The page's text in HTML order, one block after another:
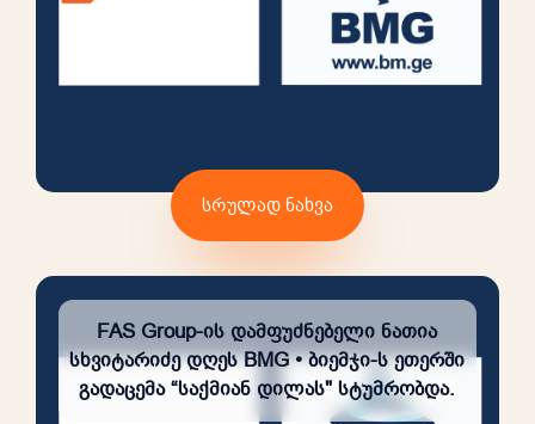
სრულად ნახვა
FAS Group-ის დამფუძნებელი ნათია
სხვიტარიძე დღეს BMG • ბიემჯი-ს ეთერში
გადაცემა “საქმიან დილას" სტუმრობდა.